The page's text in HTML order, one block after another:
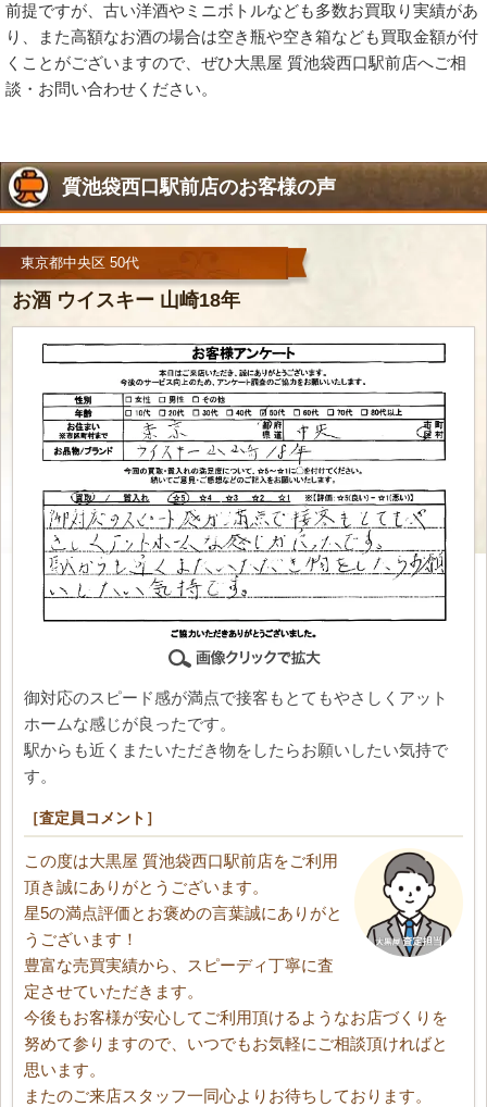
前提ですが、古い洋酒やミニボトルなども多数お買取り実績があ
り、また高額なお酒の場合は空き瓶や空き箱なども買取金額が付
くことがございますので、ぜひ大黒屋 質池袋西口駅前店へご相
談・お問い合わせください。
質池袋西口駅前店のお客様の声
東京都中央区 50代
お酒 ウイスキー 山崎18年
御対応のスピード感が満点で接客もとてもやさしくアット
ホームな感じが良ったです。
駅からも近くまたいただき物をしたらお願いしたい気持で
す。
［査定員コメント］
この度は大黒屋 質池袋西口駅前店をご利用
頂き誠にありがとうございます。
星5の満点評価とお褒めの言葉誠にありがと
うございます！
豊富な売買実績から、スピーディ丁寧に査
定させていただきます。
今後もお客様が安心してご利用頂けるようなお店づくりを
努めて参りますので、いつでもお気軽にご相談頂ければと
思います。
またのご来店スタッフ一同心よりお待ちしております。